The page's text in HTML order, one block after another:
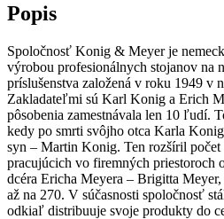
Popis
Spoločnosť Konig & Meyer je
výrobou profesionálnych stojanov na
príslušenstva založená v roku 1949 v
Zakladateľmi sú Karl Konig a Erich
pôsobenia zamestnávala len 10 ľudí.
kedy po smrti svôjho otca Karla
syn – Martin Konig. Ten rozšíril počet
pracujúcich vo firemných priestoroch
dcéra Ericha Meyera – Brigitta
až na 270. V súčasnosti spoločnosť
odkiaľ distribuuje svoje produkty do